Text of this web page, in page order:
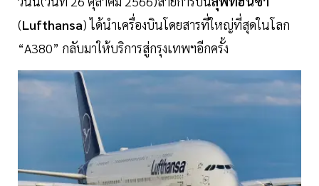
(Lufthansa) ได้นำเครื่องบินโดยสารที่ใหญ่ที่สุดในโลก
“A380” กลับมาให้บริการสู่กรุงเทพฯอีกครั้ง